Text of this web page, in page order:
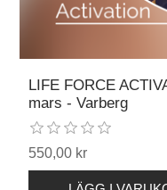
LIFE FORCE
mars - Varberg
550,00 kr